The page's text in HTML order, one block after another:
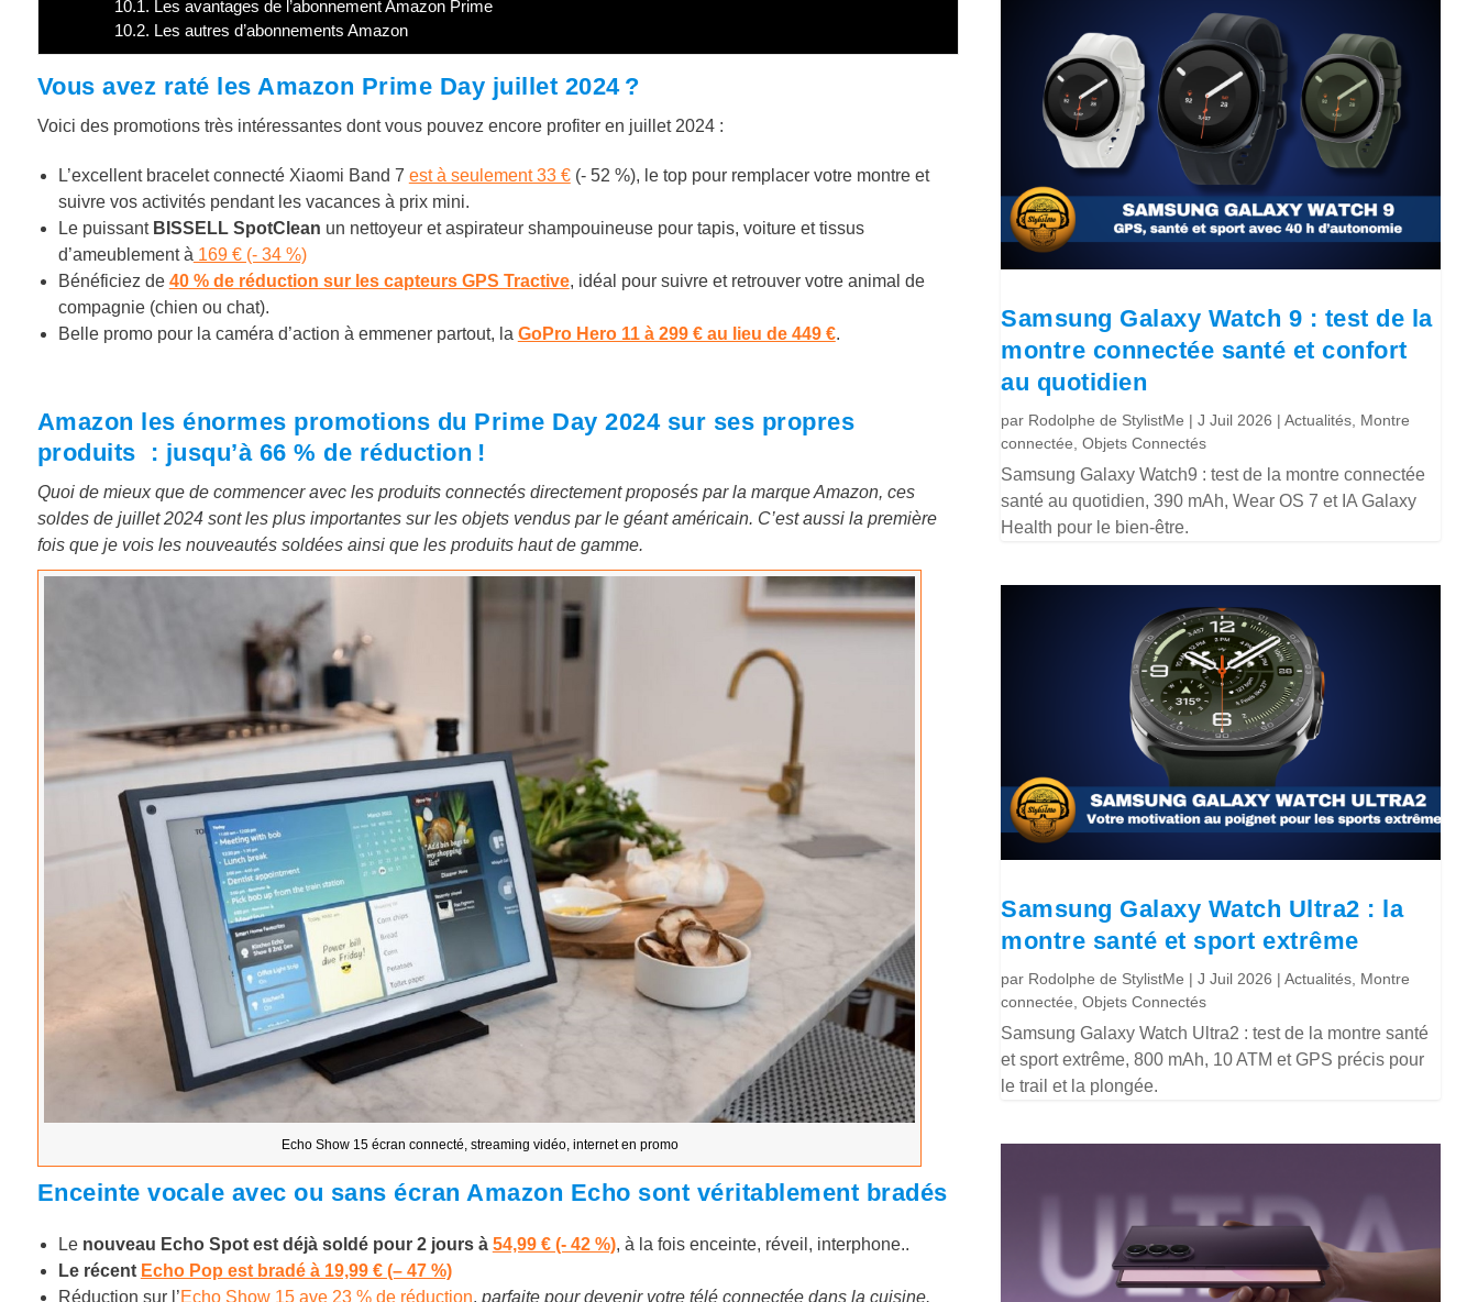
10.1. Les avantages de l’abonnement Amazon Prime
10.2. Les autres d’abonnements Amazon
Vous avez raté les Amazon Prime Day juillet 2024 ?
Voici des promotions très intéressantes dont vous pouvez encore profiter en juillet 2024 :
L’excellent bracelet connecté Xiaomi Band 7 est à seulement 33 €(- 52 %), le top pour remplacer votre montre et
suivre vos activités pendant les vacances à prix mini.
Le puissant BISSELL SpotClean un nettoyeur et aspirateur shampouineuse pour tapis, voiture et tissus
d’ameublement à 169 € (- 34 %)
Bénéficiez de 40 % de réduction sur les capteurs GPS Tractive, idéal pour suivre et retrouver votre animal de
compagnie (chien ou chat).
Belle promo pour la caméra d’action à emmener partout, la GoPro Hero 11 à 299 € au lieu de 449 €.
Amazon les énormes promotions du Prime Day 2024 sur ses propres
produits : jusqu’à 66 % de réduction !
Quoi de mieux que de commencer avec les produits connectés directement proposés par la marque Amazon, ces
soldes de juillet 2024 sont les plus importantes sur les objets vendus par le géant américain. C’est aussi la première
fois que je vois les nouveautés soldées ainsi que les produits haut de gamme.
Echo Show 15 écran connecté, streaming vidéo, internet en promo
Enceinte vocale avec ou sans écran Amazon Echo sont véritablement bradés
Le nouveau Echo Spot est déjà soldé pour 2 jours à 54,99 € (- 42 %), à la fois enceinte, réveil, interphone..
Le récent Echo Pop est bradé à 19,99 € (– 47 %)
Réduction sur l’Echo Show 15 ave 23 % de réduction, parfaite pour devenir votre télé connectée dans la cuisine.
Samsung Galaxy Watch 9 : test de la
montre connectée santé et confort
au quotidien
par Rodolphe de StylistMe |J Juil 2026 |Actualités Montre
connectée ,Objets Connectés
Samsung Galaxy Watch9 : test de la montre connectée
santé au quotidien, 390 mAh, Wear OS 7 et IA Galaxy
Health pour le bien-être.
Samsung Galaxy Watch Ultra2 : la
montre santé et sport extrême
par Rodolphe de StylistMe |J Juil 2026 |Actualités Montre
connectée ,Objets Connectés
Samsung Galaxy Watch Ultra2 : test de la montre santé
et sport extrême, 800 mAh, 10 ATM et GPS précis pour
le trail et la plongée.